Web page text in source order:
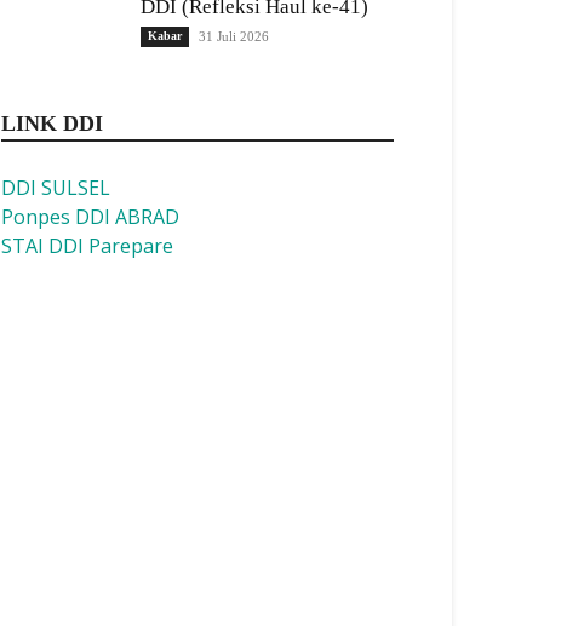
DDI (Refleksi Haul ke-41)
Kabar 31 Juli 2026
LINK DDI
DDI SULSEL
Ponpes DDI ABRAD
STAI DDI Parepare